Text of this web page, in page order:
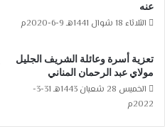
عنه
الثلاثاء 18 شوال 1441هـ 9-6-2020م
تعزية أسرة وعائلة الشريف الجليل
مولاي عبد الرحمان المناني
الخميس 28 شعبان 1443هـ 31-3-
2022م